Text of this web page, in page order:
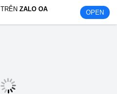
TRÊNZALO OA OPEN